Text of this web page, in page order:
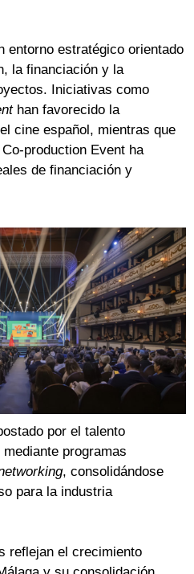
entorno estratégico orientado
la financiación y la
Iniciativas como
han favorecido la
cine español, mientras que
production Event ha
de financiación y
por el talento
programas
, consolidándose
para la industria
reflejan el crecimiento